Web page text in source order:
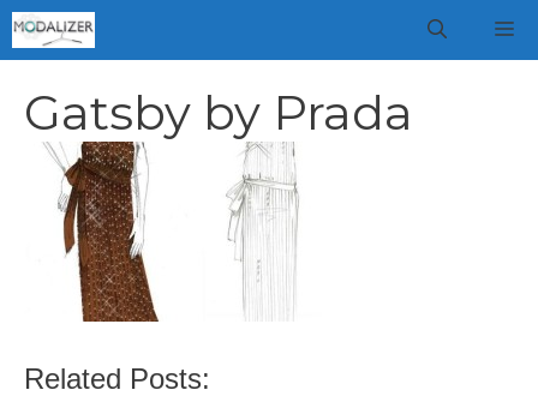
Vai
al
Gatsby by Prada
Related Posts: